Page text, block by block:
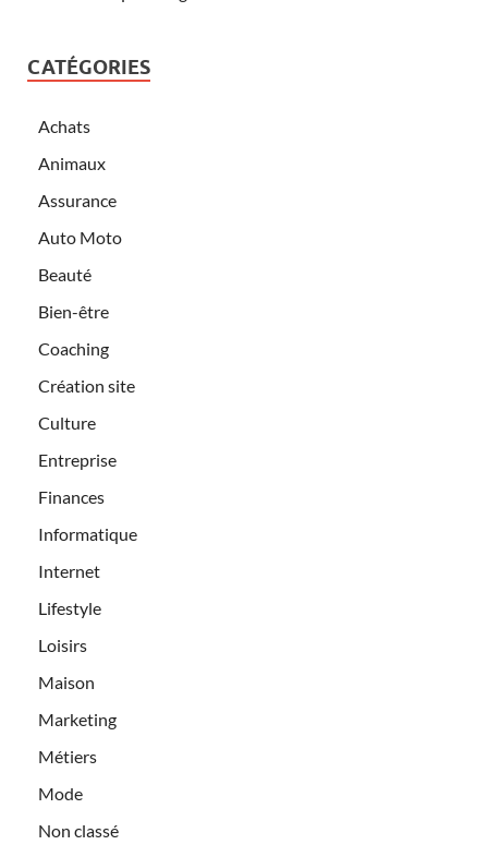
CATÉGORIES
Achats
Animaux
Assurance
Auto Moto
Beauté
Bien-être
Coaching
Création site
Culture
Entreprise
Finances
Informatique
Internet
Lifestyle
Loisirs
Maison
Marketing
Métiers
Mode
Non classé